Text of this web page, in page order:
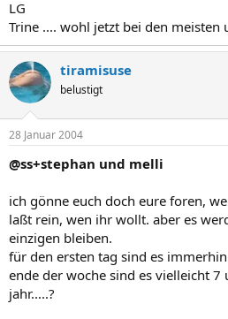
LG
Trine .... wohl jetzt bei den meisten
tiramisuse
belustigt
28 Januar 2004
@ss+stephan und melli
ich gönne euch doch eure foren,
laßt rein, wen ihr wollt. aber es
einzigen bleiben.
für den ersten tag sind es
ende der woche sind es vielleicht 7
jahr.....?